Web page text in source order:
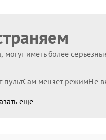
иметь более
пультСам меняет режимНе
еще